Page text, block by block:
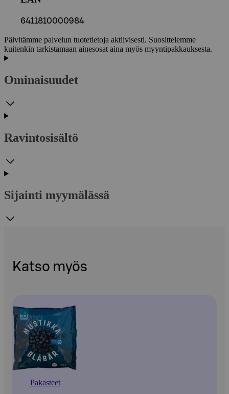
6411810000984
Päivitämme palvelun tuotetietoja aktiivisesti. Suosittelemme
kuitenkin tarkistamaan ainesosat aina myös myyntipakkauksesta.
Ominaisuudet
Ravintosisältö
Sijainti myymälässä
Katso myös
Pakasteet